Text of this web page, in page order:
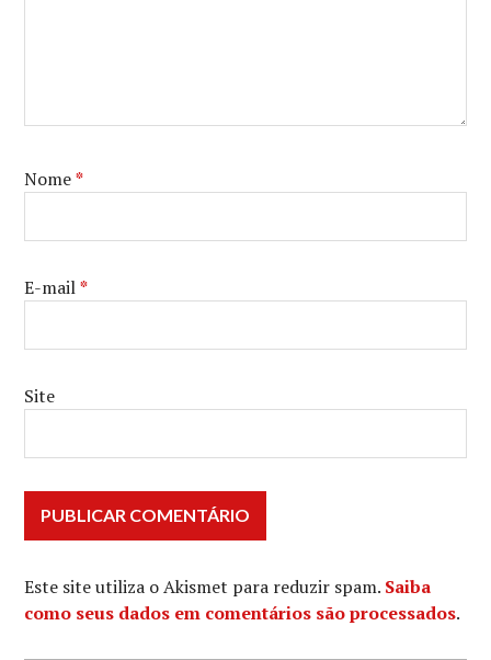
Nome*
E-mail*
Site
Este site utiliza o Akismet para reduzir spam. Saiba
como seus dados em comentários são processados.